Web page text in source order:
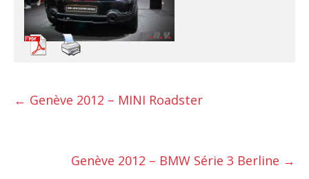
← Genève 2012 – MINI Roadster
Genève 2012 – BMW Série 3 Berline →